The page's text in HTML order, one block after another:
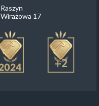
Raszyn
Wirażowa 17
+2